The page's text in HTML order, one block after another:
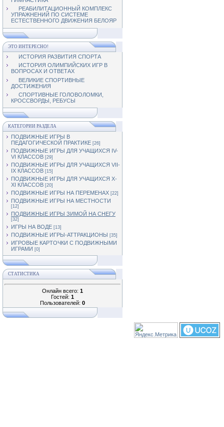
РЕАБИЛИТАЦИОННЫЙ КОМПЛЕКС
УПРАЖНЕНИЙ ПО СИСТЕМЕ
ЕСТЕСТВЕННОГО ДВИЖЕНИЯ БЕЛОЯР
ЭТО ИНТЕРЕСНО!
ИСТОРИЯ РАЗВИТИЯ СПОРТА
ИСТОРИЯ ОЛИМПИЙСКИХ ИГР В
ВОПРОСАХ И ОТВЕТАХ
ВЕЛИКИЕ СПОРТИВНЫЕ
ДОСТИЖЕНИЯ
СПОРТИВНЫЕ ГОЛОВОЛОМКИ,
КРОССВОРДЫ, РЕБУСЫ
КАТЕГОРИИ РАЗДЕЛА
ПОДВИЖНЫЕ ИГРЫ В
ПЕДАГОГИЧЕСКОЙ ПРАКТИКЕ [26]
ПОДВИЖНЫЕ ИГРЫ ДЛЯ УЧАЩИХСЯ IV-
VI КЛАССОВ [29]
ПОДВИЖНЫЕ ИГРЫ ДЛЯ УЧАЩИХСЯ VII-
IX КЛАССОВ [15]
ПОДВИЖНЫЕ ИГРЫ ДЛЯ УЧАЩИХСЯ Х-
ХI КЛАССОВ [20]
ПОДВИЖНЫЕ ИГРЫ НА ПЕРЕМЕНАХ [22]
ПОДВИЖНЫЕ ИГРЫ НА МЕСТНОСТИ
[12]
ПОДВИЖНЫЕ ИГРЫ ЗИМОЙ НА СНЕГУ
[32]
ИГРЫ НА ВОДЕ [13]
ПОДВИЖНЫЕ ИГРЫ-АТТРАКЦИОНЫ [35]
ИГРОВЫЕ КАРТОЧКИ С ПОДВИЖНЫМИ
ИГРАМИ [0]
СТАТИСТИКА
Онлайн всего: 1
Гостей: 1
Пользователей: 0